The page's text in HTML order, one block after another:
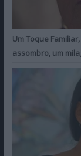
Um Toque
assombro, um